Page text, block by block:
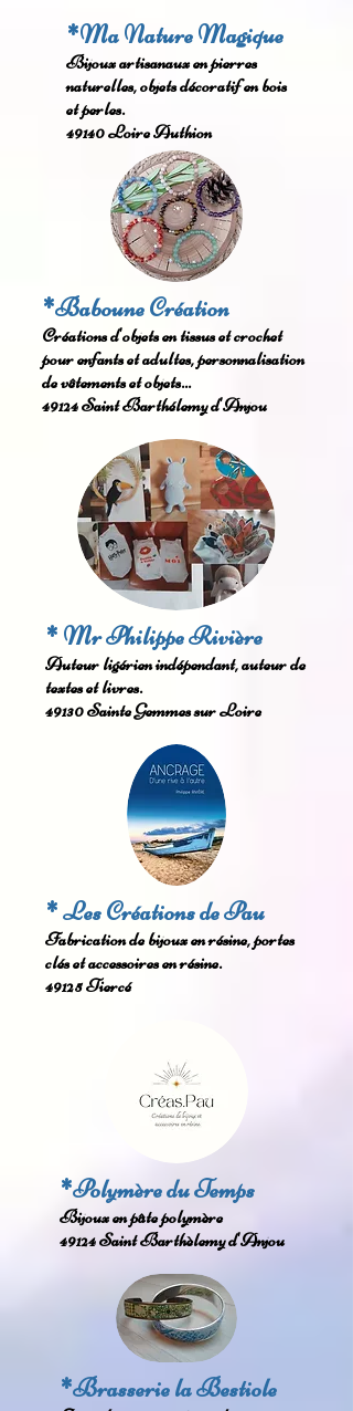
*Ma Nature Magique
Bijoux artisanaux en pierres
naturelles, objets décoratif en bois
et perles.
49140 Loire Authion
*Baboune Création
Créations d'objets en tissus et crochet
pour enfants et adultes, personnalisation
de vêtements et objets...
49124 Saint Barthélemy d'Anjou
* Mr Philippe Rivière
Auteur ligérien indépendant, auteur de
textes et livres.
49130 Sainte Gemmes sur Loire
* Les Créations de Pau
Fabrication de bijoux en résine, portes
clés et accessoires en résine.
49125 Tiercé
*Polymère du Temps
Bijoux en pâte polymère
49124 Saint Barthèlemy d'Anjou
*Brasserie la Bestiole